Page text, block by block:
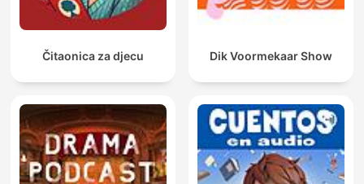
Čitaonica za djecu Dik Voormekaar Show